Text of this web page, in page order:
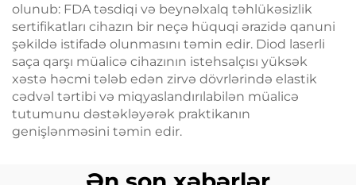
olunub: FDA təsdiqi və beynəlxalq təhlükəsizlik
sertifikatları cihazın bir neçə hüquqi ərazidə qanuni
şəkildə istifadə olunmasını təmin edir. Diod laserli
saça qarşı müalicə cihazının istehsalçısı yüksək
xəstə həcmi tələb edən zirvə dövrlərində elastik
cədvəl tərtibi və miqyaslandırılabilən müalicə
tutumunu dəstəkləyərək praktikanın
genişlənməsini təmin edir.